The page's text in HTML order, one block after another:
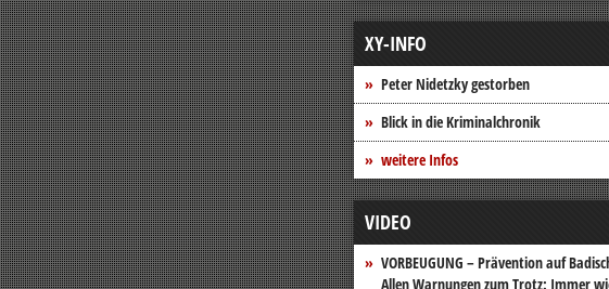
XY-INFO
Peter Nidetzky gestorben
Blick in die Kriminalchronik
weitere Infos
VIDEO
VORBEUGUNG – Prävention auf
Allen Warnungen zum Trotz: Immer